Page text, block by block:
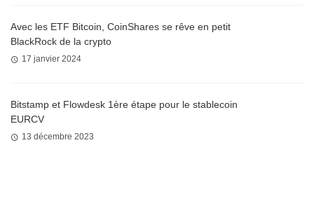
Avec les ETF Bitcoin, CoinShares se rêve en petit
BlackRock de la crypto
17 janvier 2024
Bitstamp et Flowdesk 1ère étape pour le stablecoin
EURCV
13 décembre 2023